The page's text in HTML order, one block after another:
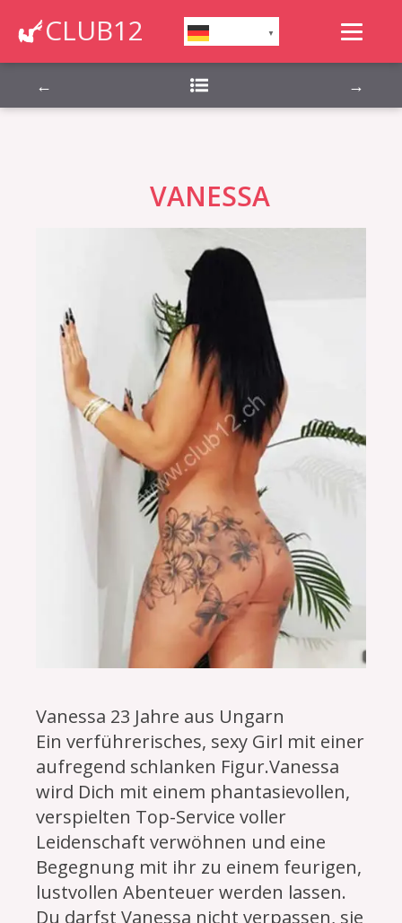
CLUB12 ▼
← →
Montag, Dienstag, Mittwoch, Donnerstag,
Freitag, Samstag, Sonntag,
VANESSA
Vanessa 23 Jahre aus Ungarn
Ein verführerisches, sexy Girl mit einer
aufregend schlanken Figur.Vanessa
wird Dich mit einem phantasievollen,
verspielten Top-Service voller
Leidenschaft verwöhnen und eine
Begegnung mit ihr zu einem feurigen,
lustvollen Abenteuer werden lassen.
Du darfst Vanessa nicht verpassen, sie